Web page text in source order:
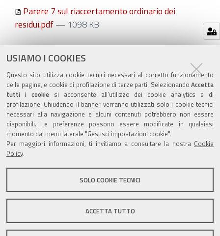
USIAMO I COOKIES
Questo sito utilizza cookie tecnici necessari al corretto funzionamento
delle pagine, e cookie di profilazione di terze parti. Selezionando Accetta
tutti i cookiesi acconsente all’utilizzo dei cookie analytics e di
profilazione. Chiudendo il banner verranno utilizzati solo i cookie tecnici
necessari alla navigazione e alcuni contenuti potrebbero non essere
disponibili. Le preferenze possono essere modificate in qualsiasi
momento dal menu laterale "Gestisci impostazioni cookie".
Per maggiori informazioni, ti invitiamo a consultare la nostra Cookie
Policy.
SOLO COOKIE TECNICI
ACCETTA TUTTO
Parere 7 sul riaccertamento ordinario dei
residui.pdf— 1098 KB
Azioni
sul
documento
ultima modifica 03/04/2023
Valuta questo sito
Sito istituzionale Comune di Zola Predosa